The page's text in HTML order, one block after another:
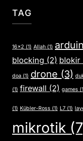
TAG
16x2 (1) Allah (1)
blocking (2) blokir
doa (1) drone (3)
(1) firewall (2) games
(1) Kübler-Ross (1) L7 (1)
mikrotik